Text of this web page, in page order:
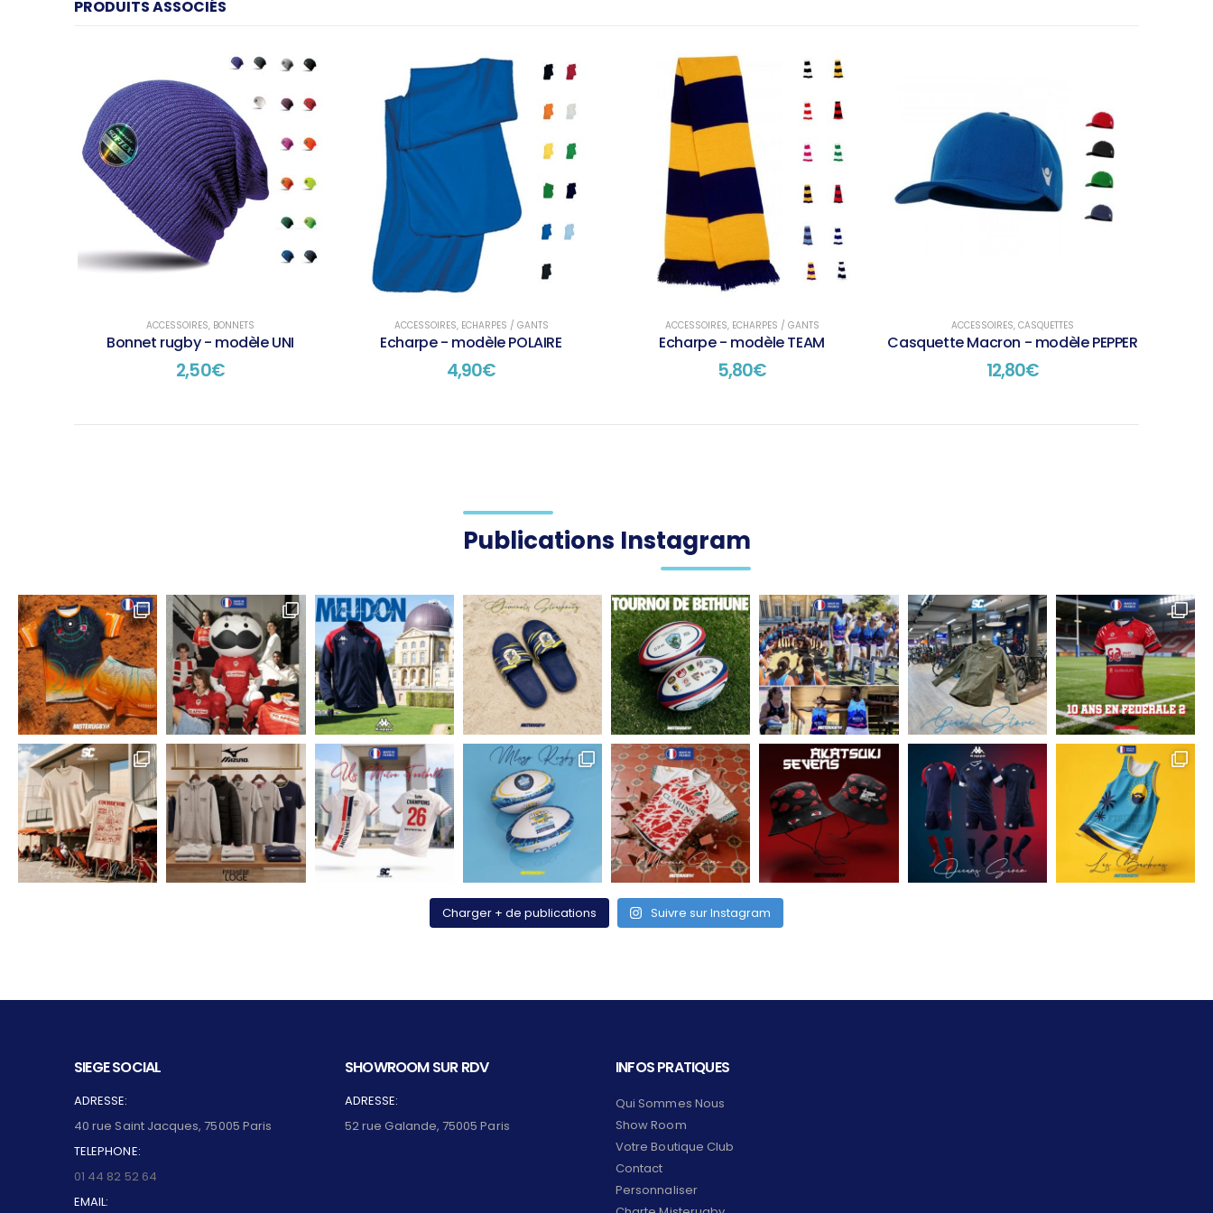
PRODUITS ASSOCIÉS
ACCESSOIRES, BONNETS
Bonnet rugby - modèle UNI
2,50€
ACCESSOIRES, ECHARPES / GANTS
Echarpe - modèle POLAIRE
4,90€
ACCESSOIRES, ECHARPES / GANTS
Echarpe - modèle TEAM
5,80€
ACCESSOIRES, CASQUETTES
Casquette Macron - modèle PEPPER
12,80€
Publications Instagram
Charger + de publications Suivre sur Instagram
SIEGE SOCIAL
ADRESSE:
40 rue Saint Jacques, 75005 Paris
TELEPHONE:
01 44 82 52 64
EMAIL:
SHOWROOM SUR RDV
ADRESSE:
52 rue Galande, 75005 Paris
INFOS PRATIQUES
Qui Sommes Nous
Show Room
Votre Boutique Club
Contact
Personnaliser